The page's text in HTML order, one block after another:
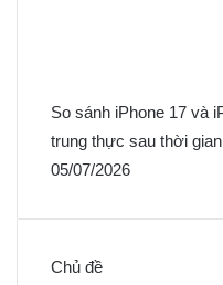
So sánh iPhone 17 và
trung thực sau thời
05/07/2026
Chủ đề